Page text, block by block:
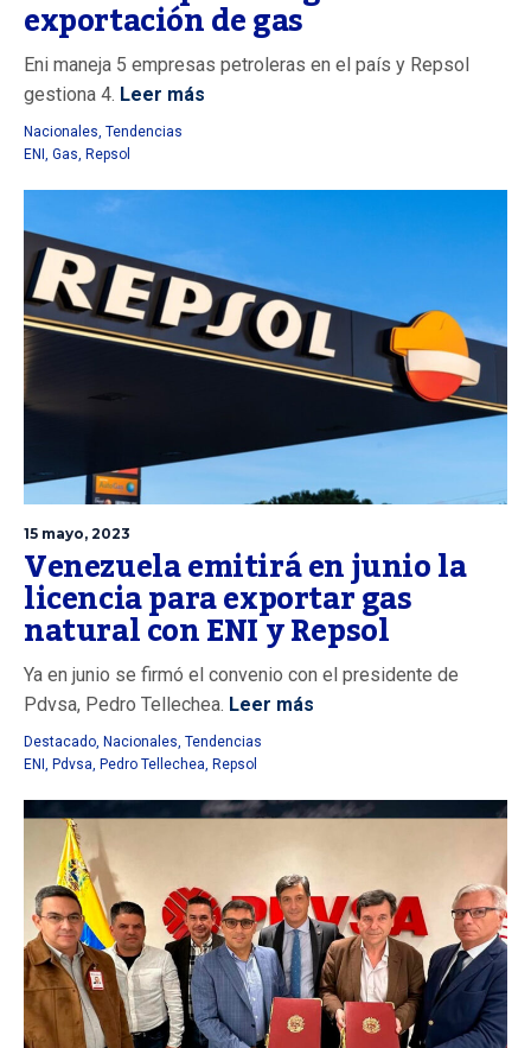
exportación de gas
Eni maneja 5 empresas petroleras en el país y Repsol
gestiona 4. Leer más
Nacionales, Tendencias
ENI , Gas, Repsol
15 mayo, 2023
Venezuela emitirá en junio la
licencia para exportar gas
natural con ENI y Repsol
Ya en junio se firmó el convenio con el presidente de
Pdvsa, Pedro Tellechea. Leer más
Destacado, Nacionales, Tendencias
ENI , Pdvsa, Pedro Tellechea, Repsol